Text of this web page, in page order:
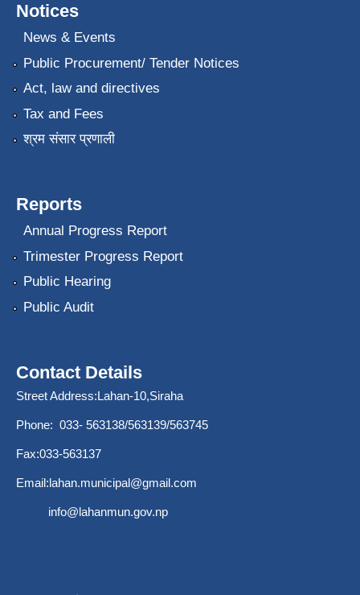
Notices
News & Events
Public Procurement/ Tender Notices
Act, law and directives
Tax and Fees
श्रम संसार प्रणाली
Reports
Annual Progress Report
Trimester Progress Report
Public Hearing
Public Audit
Contact Details
Street Address:Lahan-10,Siraha
Phone: 033- 563138/563139/563745
Fax:033-563137
Email:lahan.municipal@gmail.com
info@lahanmun.gov.np